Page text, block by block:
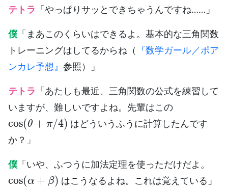
テトラ 「やっぱりサッとできちゃうんですね……」
僕 「まあこのくらいはできるよ。基本的な三角関数
トレーニングはしてるからね（ 『数学ガール／ポア
ンカレ予想』 参照）」
テトラ 「あたしも最近、三角関数の公式を練習して
いますが、難しいですよね。先輩はこの
cos(θ + π 4)
はどういうふうに計算したんです
か？」
僕 「いや、ふつうに加法定理を使っただけだよ。
cos (α + β )
はこうなるよね。これは覚えている」